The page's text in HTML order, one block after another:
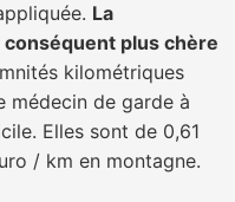
La
plus chère
kilométriques
médecin de garde à
Elles sont de 0,61
/ km en montagne.